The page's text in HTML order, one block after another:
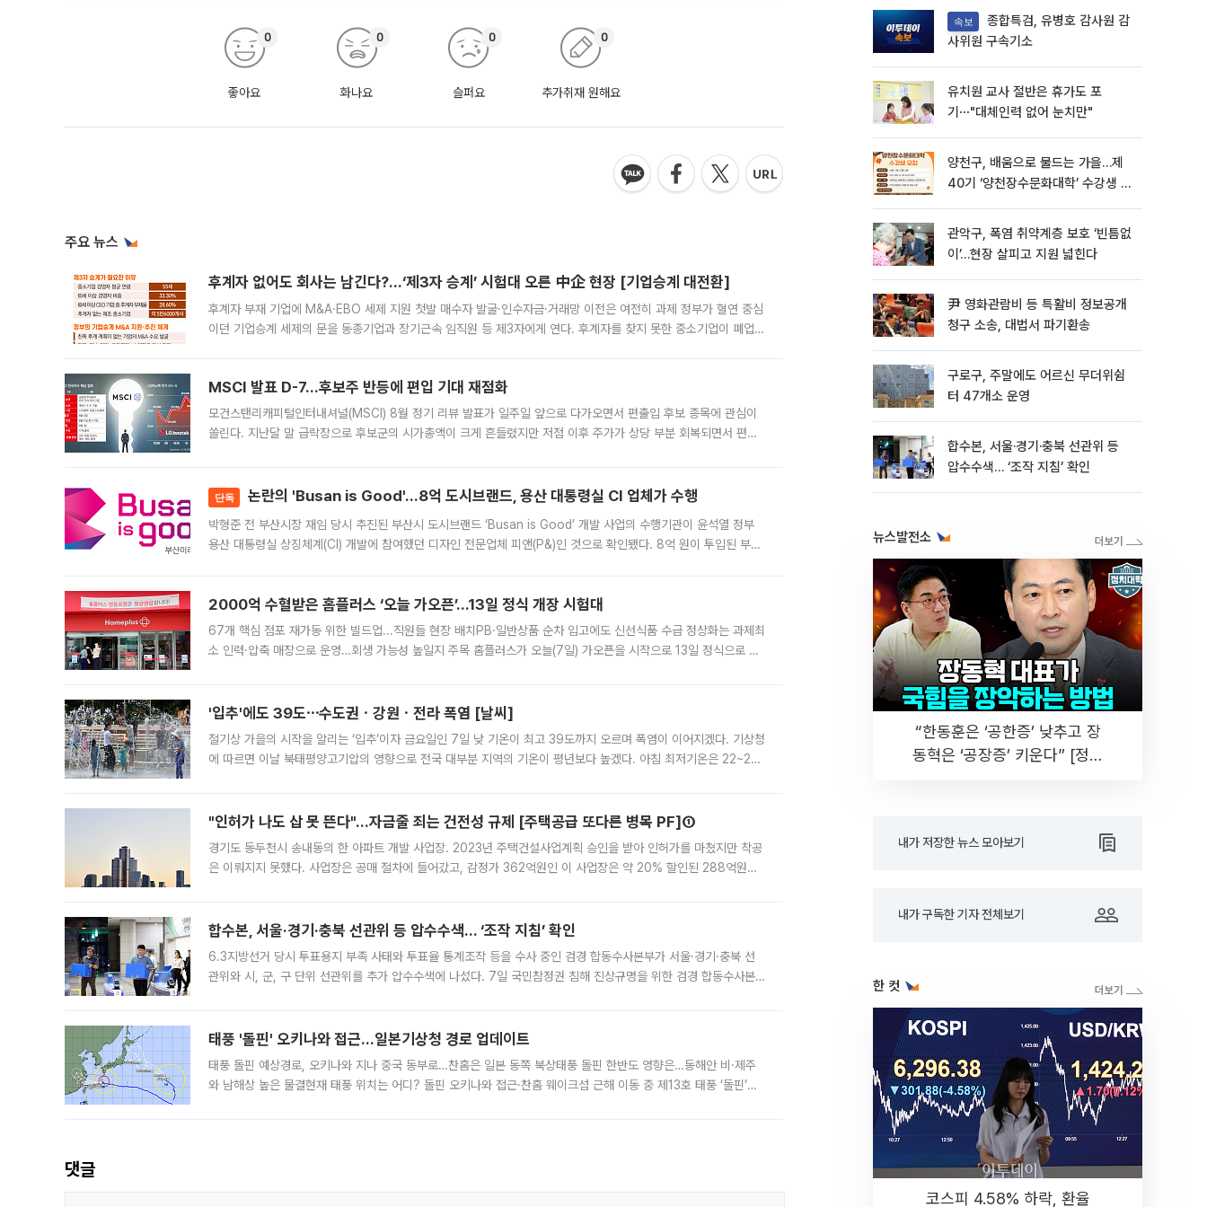
좋아요
0
화나요
0
슬퍼요
0
추가취재 원해요
0
주요 뉴스
후계자 없어도 회사는 남긴다?…‘제3자 승계’ 시험대 오른 中企 현장 [기업승계 대전환]
후계자 부재 기업에 M&A·EBO 세제 지원 첫발 매수자 발굴·인수자금·거래망 이전은 여전히 과제 정부가 혈연 중심
이던 기업승계 세제의 문을 동종기업과 장기근속 임직원 등 제3자에게 연다. 후계자를 찾지 못한 중소기업이 폐업
MSCI 발표 D-7…후보주 반등에 편입 기대 재점화
모건스탠리캐피털인터내셔널(MSCI) 8월 정기 리뷰 발표가 일주일 앞으로 다가오면서 편출입 후보 종목에 관심이
쏠린다. 지난달 말 급락장으로 후보군의 시가총액이 크게 흔들렸지만 저점 이후 주가가 상당 부분 회복되면서 편입
단독 논란의 'Busan is Good'…8억 도시브랜드, 용산 대통령실 CI 업체가 수행
박형준 전 부산시장 재임 당시 추진된 부산시 도시브랜드 ‘Busan is Good’ 개발 사업의 수행기관이 윤석열 정부
용산 대통령실 상징체계(CI) 개발에 참여했던 디자인 전문업체 피앤(P&)인 것으로 확인됐다. 8억 원이 투입된 부산
2000억 수혈받은 홈플러스 ‘오늘 가오픈’...13일 정식 개장 시험대
67개 핵심 점포 재가동 위한 빌드업...직원들 현장 배치PB·일반상품 순차 입고에도 신선식품 수급 정상화는 과제최
소 인력·압축 매장으로 운영…회생 가능성 높일지 주목 홈플러스가 오늘(7일) 가오픈을 시작으로 13일 정식으로 재
'입추'에도 39도⋯수도권ㆍ강원ㆍ전라 폭염 [날씨]
절기상 가을의 시작을 알리는 ‘입추’이자 금요일인 7일 낮 기온이 최고 39도까지 오르며 폭염이 이어지겠다. 기상청
에 따르면 이날 북태평양고기압의 영향으로 전국 대부분 지역의 기온이 평년보다 높겠다. 아침 최저기온은 22~27
"인허가 나도 삽 못 뜬다"…자금줄 죄는 건전성 규제 [주택공급 또다른 병목 PF]①
경기도 동두천시 송내동의 한 아파트 개발 사업장. 2023년 주택건설사업계획 승인을 받아 인허가를 마쳤지만 착공
은 이뤄지지 못했다. 사업장은 공매 절차에 들어갔고, 감정가 362억원인 이 사업장은 약 20% 할인된 288억원에
합수본, 서울·경기·충북 선관위 등 압수수색… ‘조작 지침’ 확인
6.3지방선거 당시 투표용지 부족 사태와 투표율 통계조작 등을 수사 중인 검경 합동수사본부가 서울·경기·충북 선
관위와 시, 군, 구 단위 선관위를 추가 압수수색에 나섰다. 7일 국민참정권 침해 진상규명을 위한 검경 합동수사본
태풍 '돌핀' 오키나와 접근…일본기상청 경로 업데이트
태풍 돌핀 예상경로, 오키나와 지나 중국 동부로…찬홈은 일본 동쪽 북상태풍 돌핀 한반도 영향은…동해안 비·제주
와 남해상 높은 물결현재 태풍 위치는 어디? 돌핀 오키나와 접근·찬홈 웨이크섬 근해 이동 중 제13호 태풍 ‘돌핀’이
댓글
속보
사위원 구속기소
유치원 교사 절반은 휴가도 포
기⋯"대체인력 없어 눈치만"
양천구, 배움으로 물드는 가을…제
40기 ‘양천장수문화대학’ 수강생 모
관악구, 폭염 취약계층 보호 ‘빈틈없
이’…현장 살피고 지원 넓힌다
尹 영화관람비 등 특활비 정보공개
청구 소송, 대법서 파기환송
구로구, 주말에도 어르신 무더위쉼
터 47개소 운영
합수본, 서울·경기·충북 선관위 등
압수수색… ‘조작 지침’ 확인
뉴스발전소
“한동훈은 ‘공한증’ 낮추고 장
동혁은 ‘공장증’ 키운다” [정치
내가 저장한 뉴스 모아보기
내가 구독한 기자 전체보기
한 컷
코스피 4.58% 하락, 환율